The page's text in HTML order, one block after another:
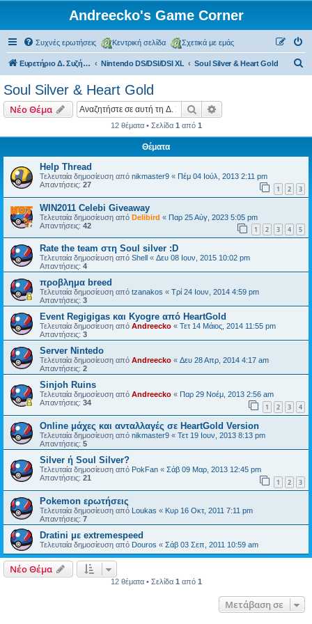
Andreecko's Game Corner
Συχνές ερωτήσεις Κεντρική σελίδα Σχετικά με εμάς
Ευρετήριο Δ. Συζήτησης Nintendo DS/DSI/DSI XL Soul Silver & Heart Gold
η
Soul Silver & Heart Gold
Νέο Θέμα Αναζήτηση
12 θέματα • Σελίδα 1 από 1
Θέματα
Help Thread
Τελευταία δημοσίευση από nikmaster9 « Πέμ 04 Ιούλ, 2013 2:11 pm
Απαντήσεις: 27 1 2 3
WIN2011 Celebi Giveaway
Τελευταία δημοσίευση από Delibird « Παρ 25 Αύγ, 2023 5:05 pm
Απαντήσεις: 42 1 2 3 4 5
Rate the team στη Soul silver :D
Τελευταία δημοσίευση από Shell « Δευ 08 Ιουν, 2015 10:02 pm
Απαντήσεις: 4
προβλημα breed
Τελευταία δημοσίευση από tzanakos « Τρί 24 Ιουν, 2014 4:59 pm
Απαντήσεις: 3
Event Regigigas και Κyogre από HeartGold
Τελευταία δημοσίευση από Andreecko « Τετ 14 Μάιος, 2014 11:55 pm
Απαντήσεις: 3
Server Nintedo
Τελευταία δημοσίευση από Andreecko « Δευ 28 Απρ, 2014 4:17 am
Απαντήσεις: 2
Sinjoh Ruins
Τελευταία δημοσίευση από Andreecko « Παρ 29 Νοέμ, 2013 2:56 am
Απαντήσεις: 34 1 2 3 4
Online μάχες και ανταλλαγές σε HeartGold Version
Τελευταία δημοσίευση από nikmaster9 « Τετ 19 Ιουν, 2013 8:13 pm
Απαντήσεις: 5
Silver ή Soul Silver?
Τελευταία δημοσίευση από PokFan « Σάβ 09 Μαρ, 2013 12:45 pm
Απαντήσεις: 21 1 2 3
Pokemon ερωτήσεις
Τελευταία δημοσίευση από Loukas « Κυρ 16 Οκτ, 2011 7:11 pm
Απαντήσεις: 7
Dratini με extremespeed
Τελευταία δημοσίευση από Douros « Σάβ 03 Σεπ, 2011 10:59 am
Νέο Θέμα
12 θέματα • Σελίδα 1 από 1
Μετάβαση σε